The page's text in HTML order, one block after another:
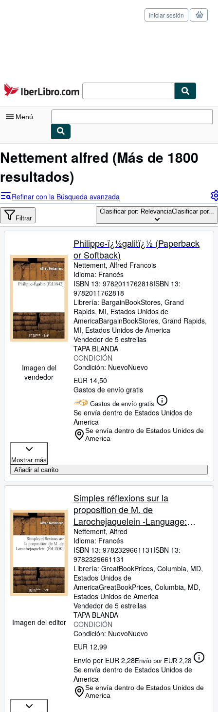
Pasar al contenido principal
IberLibro.com
Iniciar sesión
Menú
Mi cuenta
Búsqueda avanzada
Colecciones
Arte y coleccionismo
Vendedores
Comenzar a vender
CERRAR
Nettement alfred (Más de 1800
resultados)
Refinar con la Búsqueda avanzada
Filtrar
Clasificar por: RelevanciaClasificar por...
Imagen del
vendedor
Philippe-ï¿½galitï¿½ (Paperback
or Softback)
Nettement, Alfred Francois
Idioma: Francés
ISBN 13: 9782011762818ISBN 13:
9782011762818
Librería: BargainBookStores, Grand
Rapids, MI, Estados Unidos de
AmericaBargainBookStores, Grand Rapids,
MI, Estados Unidos de America
Vendedor de 5 estrellas
TAPA BLANDA
CONDICIÓN
Condición: NuevoNuevo
EUR 14,50
Gastos de envío gratis
Gastos de envío gratis
Se envía dentro de Estados Unidos de
America
Se envía dentro de Estados Unidos de
America
Mostrar más
Añadir al carrito
Imagen del editor
Simples réflexions sur la
proposition de M. de
Larochejaquelein -Language:
french
Nettement, Alfred
Idioma: Francés
ISBN 13: 9782329661131 ISBN 13:
9782329661131
Librería: GreatBookPrices, Columbia, MD,
Estados Unidos de
AmericaGreatBookPrices, Columbia, MD,
Estados Unidos de America
Vendedor de 5 estrellas
TAPA BLANDA
CONDICIÓN
Condición: NuevoNuevo
EUR 12,99
Envío por EUR 2,28Envío por EUR 2,28
Se envía dentro de Estados Unidos de
America
Se envía dentro de Estados Unidos de
America